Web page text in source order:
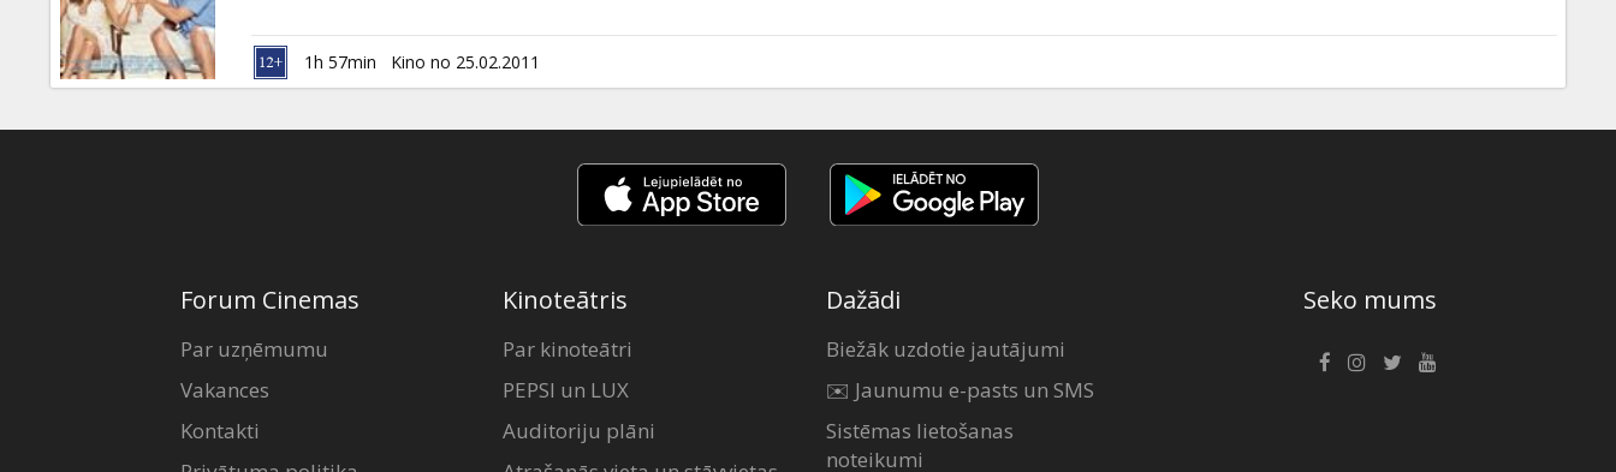
Uzkodas
B2B
iesaistīti arī Ketrīnas bērni. Viņiem visiem kopā jādodas atvaļinājumā uz Havaju
salām, tomēr lietas nebūt nerisinās tik gludi kā plānots...
1h 57min Kino no 25.02.2011
Forum Cinemas
Par uzņēmumu
Vakances
Kontakti
Kinoteātris
Par kinoteātri
PEPSI un LUX
Auditoriju plāni
Dažādi
Biežāk uzdotie jautājumi
✉️ Jaunumu e-pasts un SMS
Sistēmas lietošanas
noteikumi
Seko mums